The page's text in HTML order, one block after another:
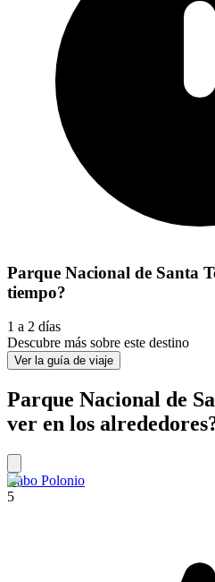
Parque Nacional de Santa
tiempo?
1 a 2 días
Descubre más sobre este destino
Ver la guía de viaje
Parque Nacional de
ver en los
Cabo Polonio
5